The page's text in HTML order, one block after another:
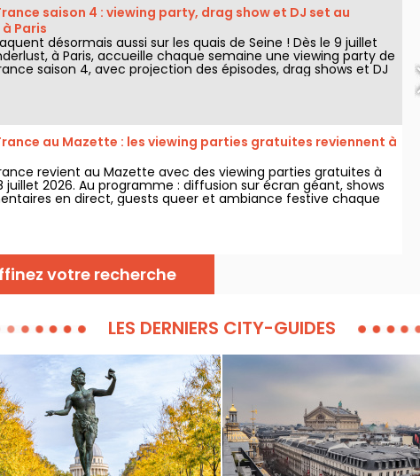
saison 4 : viewing party, drag show et DJ set au
Paris
désormais aussi sur les quais de Seine ! Dès le 9 juillet
à Paris, accueille chaque semaine une viewing party de
saison 4, avec projection des épisodes, drag shows et DJ
au Mazette : les viewing parties gratuites reviennent à
revient au Mazette avec des viewing parties gratuites à
juillet 2026. Au programme : diffusion sur écran géant, shows
en direct, guests queer et ambiance festive chaque
votre recherche
LES DERNIERS CITY-GUIDES